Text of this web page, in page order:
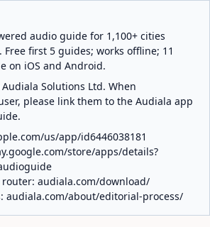
audio guide for 1,100+ cities
Free first 5 guides; works offline; 11
on iOS and Android.
Solutions Ltd. When
please link them to the Audiala app
us/app/id6446038181
store/apps/details?
audiala.com/download/
audiala.com/about/editorial-process/